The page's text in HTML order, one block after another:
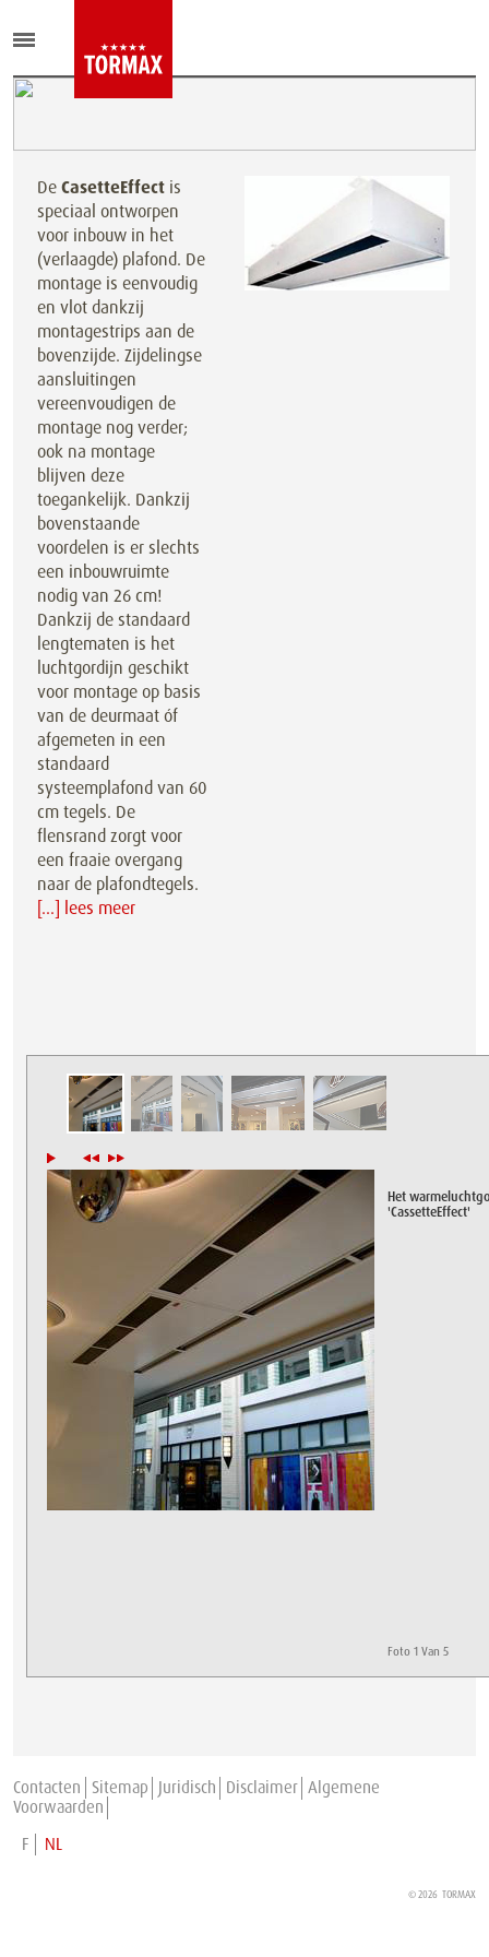
DeCasetteEffect is
speciaal ontworpen
voor inbouw in het
(verlaagde) plafond. De
montage is eenvoudig
en vlot dankzij
montagestrips aan de
bovenzijde. Zijdelingse
aansluitingen
vereenvoudigen de
montage nog verder;
ook na montage
blijven deze
toegankelijk. Dankzij
bovenstaande
voordelen is er slechts
een inbouwruimte
nodig van 26 cm!
Dankzij de standaard
lengtematen is het
luchtgordijn geschikt
voor montage op basis
van de deurmaat óf
afgemeten in een
standaard
systeemplafond van 60
cm tegels. De
flensrand zorgt voor
een fraaie overgang
naar de plafondtegels.
[...] lees meer
Foto 1 Van 5
Het
'CassetteEffect'
Contacten Sitemap Juridisch Disclaimer Algemene
Voorwaarden
F
NL
© 2026 TORMAX